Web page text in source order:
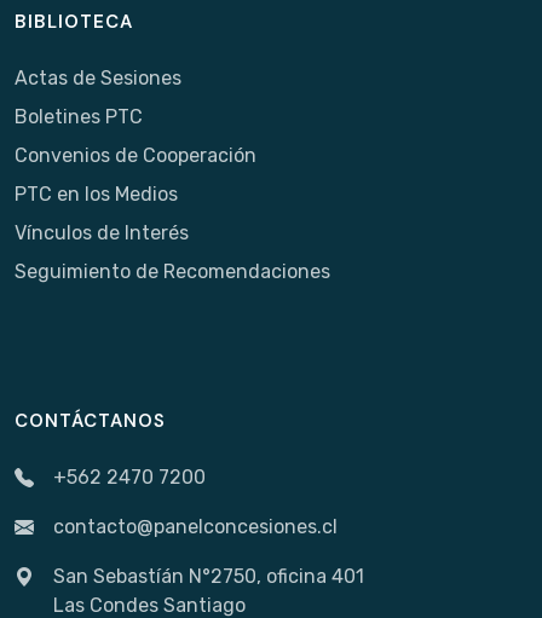
BIBLIOTECA
Actas de Sesiones
Boletines PTC
Convenios de Cooperación
PTC en los Medios
Vínculos de Interés
Seguimiento de Recomendaciones
CONTÁCTANOS
+562 2470 7200
contacto@panelconcesiones.cl
San Sebastíán N°2750, oficina 401
Las Condes Santiago